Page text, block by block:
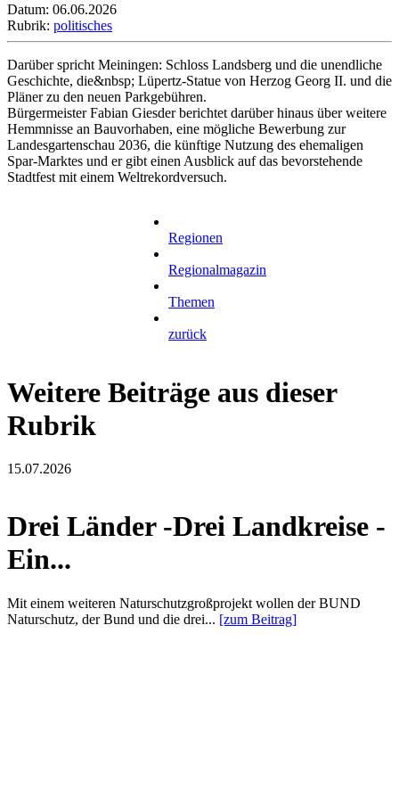
Datum: 06.06.2026
Rubrik: politisches
Darüber spricht Meiningen: Schloss Landsberg und die unendliche
Geschichte, die&nbsp; Lüpertz-Statue von Herzog Georg II. und die
Pläner zu den neuen Parkgebühren.
Bürgermeister Fabian Giesder berichtet darüber hinaus über weitere
Hemmnisse an Bauvorhaben, eine mögliche Bewerbung zur
Landesgartenschau 2036, die künftige Nutzung des ehemaligen
Spar-Marktes und er gibt einen Ausblick auf das bevorstehende
Stadtfest mit einem Weltrekordversuch.
Regionen
Regionalmagazin
Themen
zurück
Weitere Beiträge aus dieser
Rubrik
15.07.2026
Drei Länder -Drei Landkreise -
Ein...
Mit einem weiteren Naturschutzgroßprojekt wollen der BUND
Naturschutz, der Bund und die drei... [zum Beitrag]